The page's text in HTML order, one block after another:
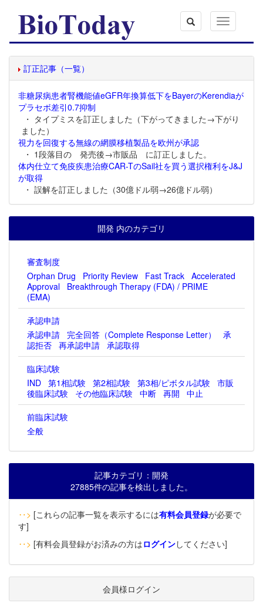
Toggle
navigation
訂正記事（一覧）
非糖尿病患者腎機能値eGFR年換算低下をBayerのKerendiaが
プラセボ差引0.7抑制
・ タイプミスを訂正しました（下がってきました→下がり
ました）
視力を回復する無線の網膜移植製品を欧州が承認
・ 1段落目の 発売後→市販品 に訂正しました。
体内仕立て免疫疾患治療CAR-TのSail社を買う選択権利をJ&J
が取得
・ 誤解を訂正しました（30億ドル弱→26億ドル弱）
開発 内のカテゴリ
審査制度
Orphan Drug
Priority Review Fast Track Accelerated
Approval
Breakthrough Therapy (FDA) / PRIME
(EMA)
承認申請
承認申請
完全回答（Complete Response Letter）
承
認拒否 再承認申請 承認取得
臨床試験
IND 第1相試験 第2相試験 第3相/ピボタル試験 市販
後臨床試験
その他臨床試験 中断 再開
中止
前臨床試験
全般
記事カテゴリ：開発
27885件の記事を検出しました。
‥> [これらの記事一覧を表示するには有料会員登録が必要で
す]
‥> [有料会員登録がお済みの方はログインしてください]
会員様ログイン